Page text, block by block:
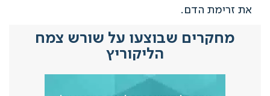
הדם.
שבוצעו על שורש צמח
הליקוריץ